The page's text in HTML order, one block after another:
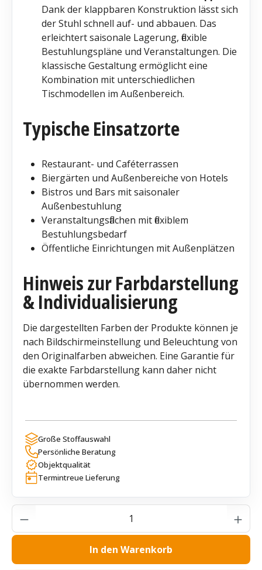
Dank der klappbaren Konstruktion lässt sich
der Stuhl schnell auf- und abbauen. Das
erleichtert saisonale Lagerung, flexible
Bestuhlungspläne und Veranstaltungen. Die
klassische Gestaltung ermöglicht eine
Kombination mit unterschiedlichen
Tischmodellen im Außenbereich.
Typische Einsatzorte
Restaurant- und Caféterrassen
Biergärten und Außenbereiche von Hotels
Bistros und Bars mit saisonaler
Außenbestuhlung
Veranstaltungsflächen mit flexiblem
Bestuhlungsbedarf
Öffentliche Einrichtungen mit Außenplätzen
Hinweis zur Farbdarstellung
& Individualisierung
Die dargestellten Farben der Produkte können je
nach Bildschirmeinstellung und Beleuchtung von
den Originalfarben abweichen. Eine Garantie für
die exakte Farbdarstellung kann daher nicht
übernommen werden.
Große Stoffauswahl
Persönliche Beratung
Objektqualität
Termintreue Lieferung
Produkt Anzahl: Gib den gewünschten
In den Warenkorb